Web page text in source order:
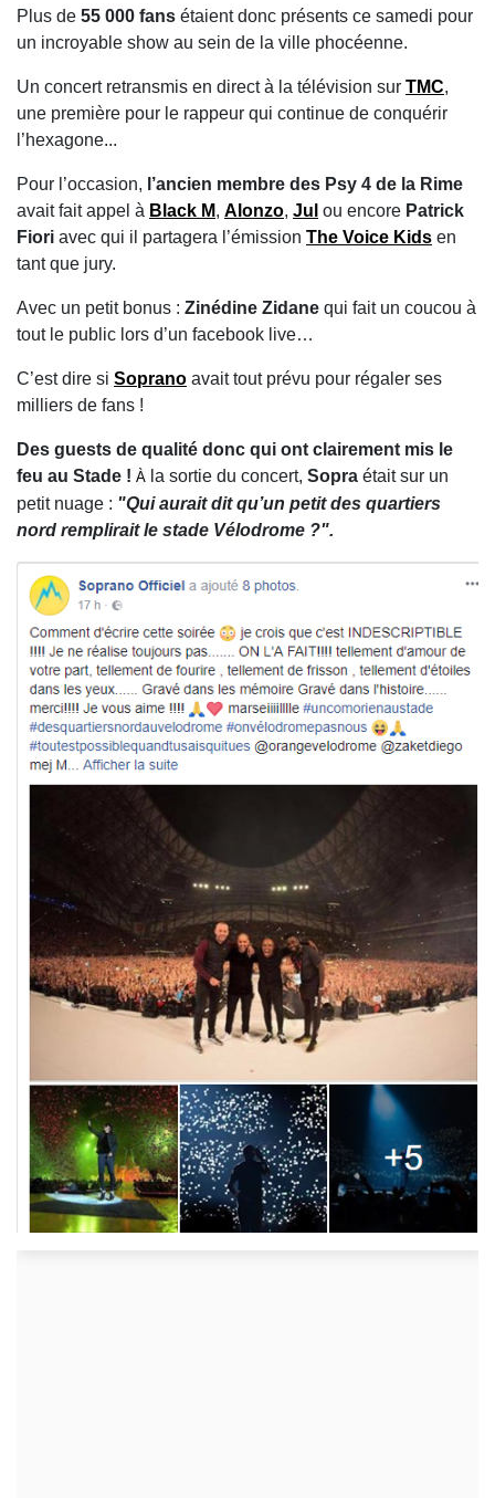
Plus de 55 000 fans étaient donc présents ce samedi pour
un incroyable show au sein de la ville phocéenne.
Un concert retransmis en direct à la télévision sur TMC,
une première pour le rappeur qui continue de conquérir
l’hexagone...
Pour l’occasion, l’ancien membre des Psy 4 de la Rime
avait fait appel à Black M, Alonzo, Jul ou encore Patrick
Fiori avec qui il partagera l’émission The Voice Kids en
tant que jury.
Avec un petit bonus : Zinédine Zidane qui fait un coucou à
tout le public lors d’un facebook live…
C’est dire si Soprano avait tout prévu pour régaler ses
milliers de fans !
Des guests de qualité donc qui ont clairement mis le
feu au Stade ! À la sortie du concert, Sopra était sur un
petit nuage : "Qui aurait dit qu’un petit des quartiers
nord remplirait le stade Vélodrome ?".